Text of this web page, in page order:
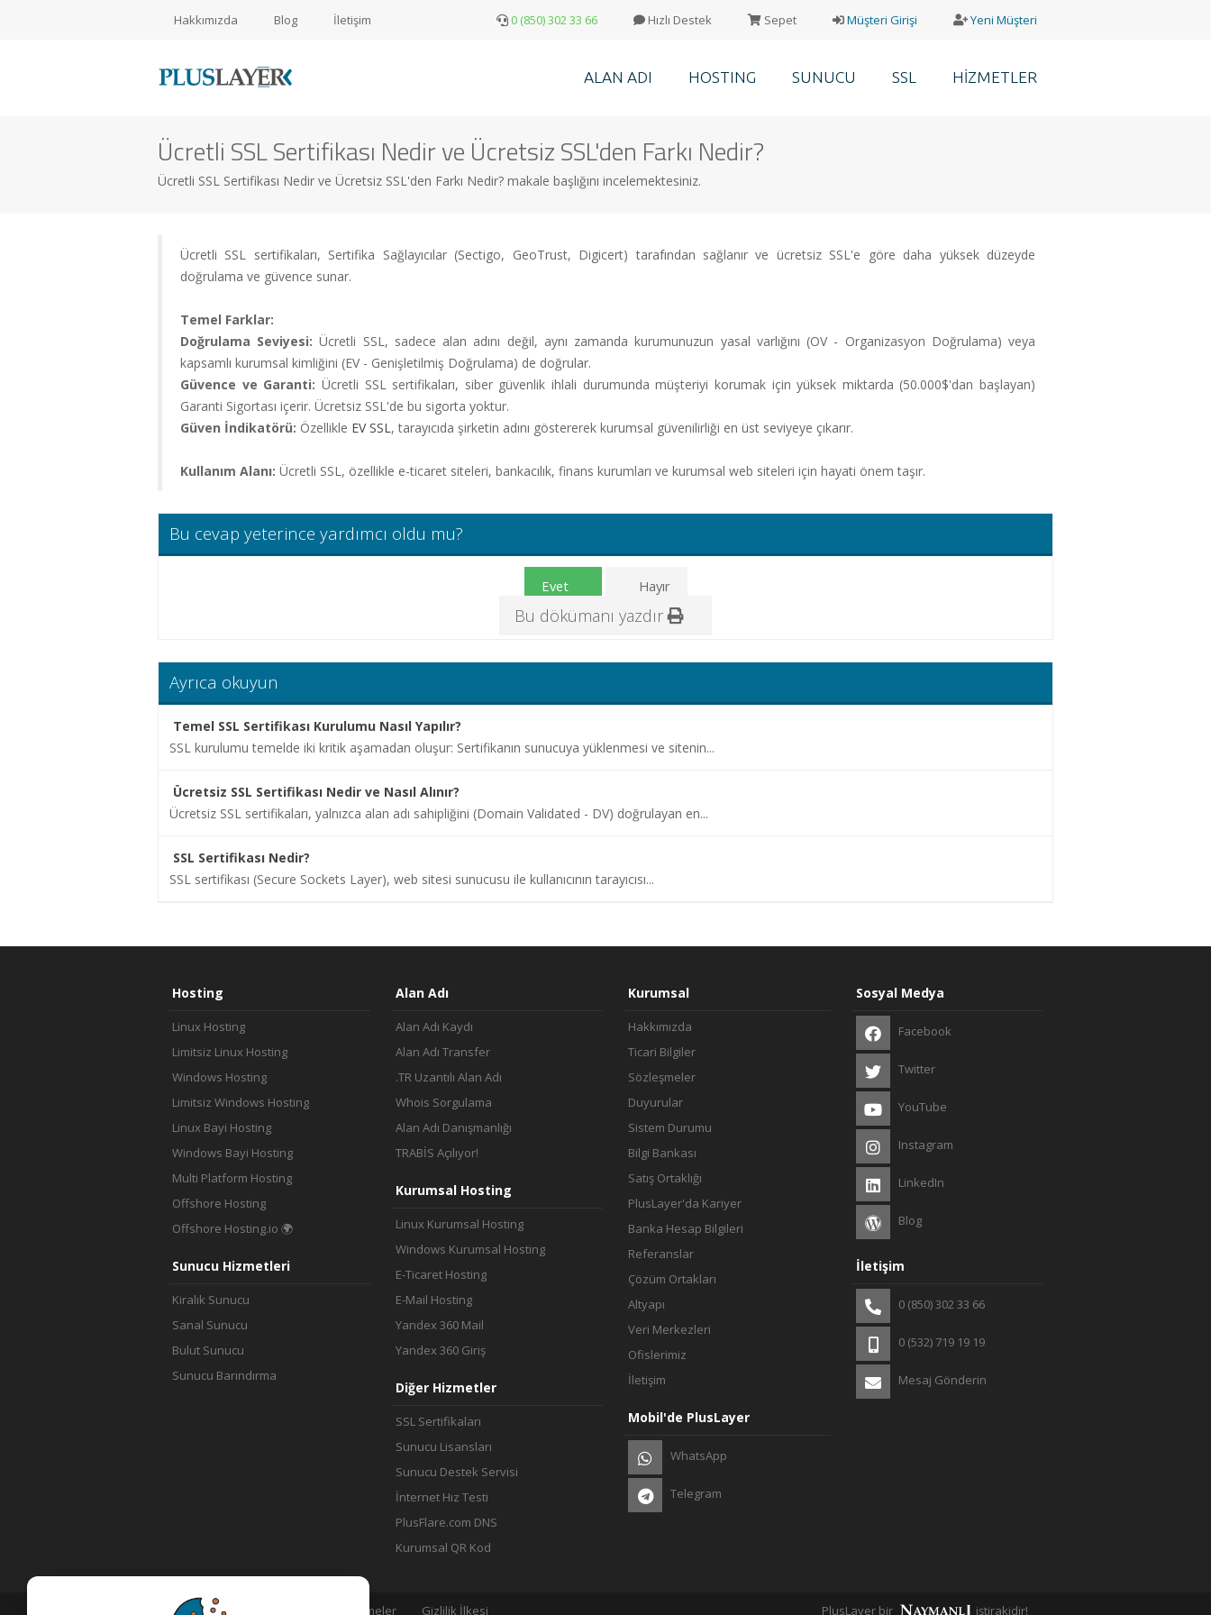
Hakkımızda Blog İletişim 0 (850) 302 33 66 Hızlı Destek Sepet Müşteri Girişi Yeni Müşteri
ALAN ADI HOSTING SUNUCU SSL HİZMETLER
Ücretli SSL Sertifikası Nedir ve Ücretsiz SSL'den Farkı Nedir?
Ücretli SSL Sertifikası Nedir ve Ücretsiz SSL'den Farkı Nedir? makale başlığını incelemektesiniz.
Ücretli SSL sertifikaları, Sertifika Sağlayıcılar (Sectigo, GeoTrust, Digicert) tarafından sağlanır ve ücretsiz SSL'e göre daha yüksek düzeyde
doğrulama ve güvence sunar.
Temel Farklar:
Doğrulama Seviyesi: Ücretli SSL, sadece alan adını değil, aynı zamanda kurumunuzun yasal varlığını (OV - Organizasyon Doğrulama) veya
kapsamlı kurumsal kimliğini (EV - Genişletilmiş Doğrulama) de doğrular.
Güvence ve Garanti: Ücretli SSL sertifikaları, siber güvenlik ihlali durumunda müşteriyi korumak için yüksek miktarda (50.000$'dan başlayan)
Garanti Sigortası içerir. Ücretsiz SSL'de bu sigorta yoktur.
Güven İndikatörü: Özellikle EV SSL, tarayıcıda şirketin adını göstererek kurumsal güvenilirliği en üst seviyeye çıkarır.
Kullanım Alanı: Ücretli SSL, özellikle e-ticaret siteleri, bankacılık, finans kurumları ve kurumsal web siteleri için hayati önem taşır.
Bu cevap yeterince yardımcı oldu mu?
Evet Hayır
Bu dökümanı yazdır
Ayrıca okuyun
Temel SSL Sertifikası Kurulumu Nasıl Yapılır?
SSL kurulumu temelde iki kritik aşamadan oluşur: Sertifikanın sunucuya yüklenmesi ve sitenin...
Ücretsiz SSL Sertifikası Nedir ve Nasıl Alınır?
Ücretsiz SSL sertifikaları, yalnızca alan adı sahipliğini (Domain Validated - DV) doğrulayan en...
SSL Sertifikası Nedir?
SSL sertifikası (Secure Sockets Layer), web sitesi sunucusu ile kullanıcının tarayıcısı...
Hosting
Linux Hosting
Limitsiz Linux Hosting
Windows Hosting
Limitsiz Windows Hosting
Linux Bayi Hosting
Windows Bayi Hosting
Multi Platform Hosting
Offshore Hosting
Offshore Hosting.io 🌍
Sunucu Hizmetleri
Kiralık Sunucu
Sanal Sunucu
Bulut Sunucu
Sunucu Barındırma
Alan Adı
Alan Adı Kaydı
Alan Adı Transfer
.TR Uzantılı Alan Adı
Whois Sorgulama
Alan Adı Danışmanlığı
TRABİS Açılıyor!
Kurumsal Hosting
Linux Kurumsal Hosting
Windows Kurumsal Hosting
E-Ticaret Hosting
E-Mail Hosting
Yandex 360 Mail
Yandex 360 Giriş
Diğer Hizmetler
SSL Sertifikaları
Sunucu Lisansları
Sunucu Destek Servisi
İnternet Hız Testi
PlusFlare.com DNS
Kurumsal QR Kod
Kurumsal
Hakkımızda
Ticari Bilgiler
Sözleşmeler
Duyurular
Sistem Durumu
Bilgi Bankası
Satış Ortaklığı
PlusLayer'da Kariyer
Banka Hesap Bilgileri
Referanslar
Çözüm Ortakları
Altyapı
Veri Merkezleri
Ofislerimiz
İletişim
Mobil'de PlusLayer
WhatsApp
Telegram
Sosyal Medya
Facebook
Twitter
YouTube
Instagram
LinkedIn
Blog
İletişim
0 (850) 302 33 66
0 (532) 719 19 19
Mesaj Gönderin
Açık Rıza Metni Sözleşmeler Gizlilik İlkesi PlusLayer bir iştirakidir!